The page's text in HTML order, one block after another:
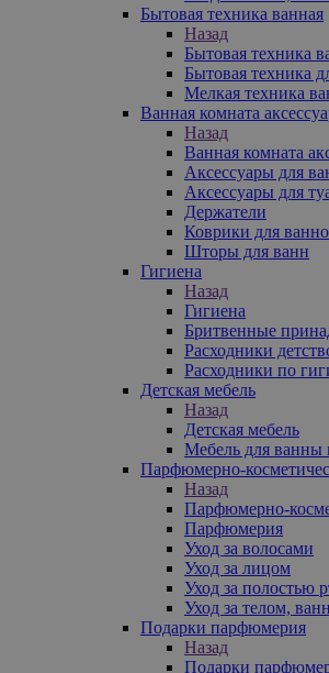
Бытовая техника ванная
Назад
Бытовая техника
Бытовая техника
Мелкая техника
Ванная комната
Назад
Ванная комната
Аксессуары для
Аксессуары для
Держатели
Коврики для
Шторы для ванн
Гигиена
Назад
Гигиена
Бритвенные
Расходники
Расходники по
Детская мебель
Назад
Детская мебель
Мебель для ванны
Парфюмерно-
Назад
Парфюмерно-
Парфюмерия
Уход за волосами
Уход за лицом
Уход за полостью
Уход за телом,
Подарки парфюмерия
Назад
Подарки